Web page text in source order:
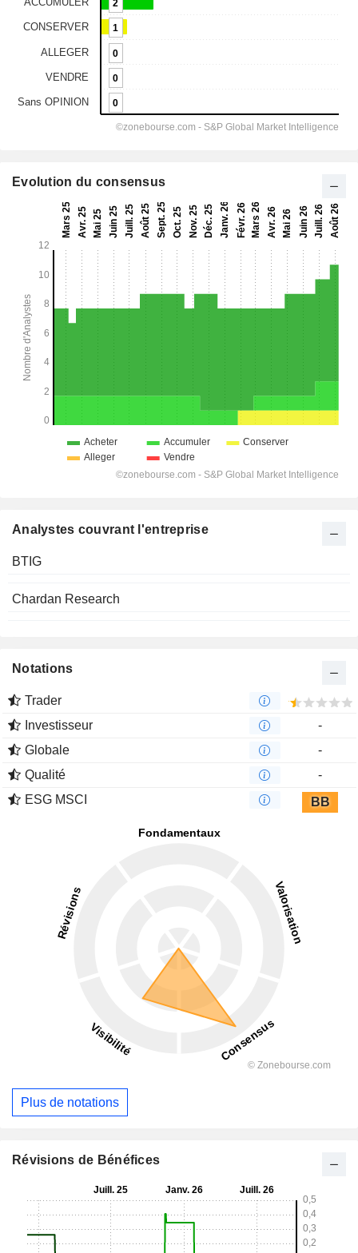
Evolution du consensus
Analystes couvrant l'entreprise
BTIG
Chardan Research
Notations
Trader
Investisseur
-
Globale
-
Qualité
-
ESG MSCI
BB
Plus de notations
Révisions de Bénéfices